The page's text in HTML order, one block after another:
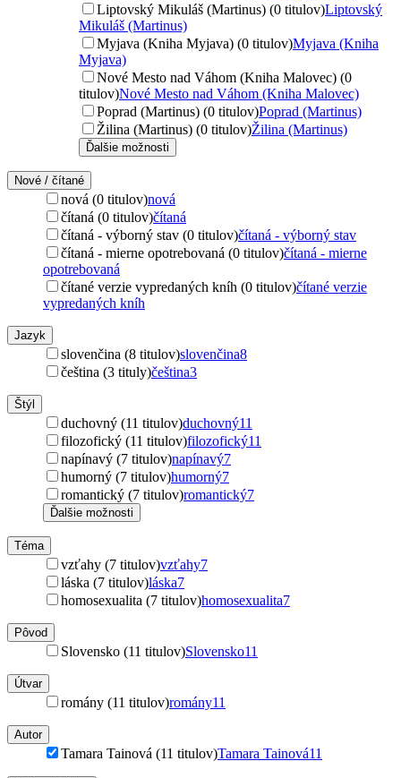
Liptovský Mikuláš (Martinus) (0 titulov)Liptovský
Mikuláš (Martinus)
Myjava (Kniha Myjava) (0 titulov)Myjava (Kniha
Myjava)
Nové Mesto nad Váhom (Kniha Malovec) (0
titulov)Nové Mesto nad Váhom (Kniha Malovec)
Poprad (Martinus) (0 titulov)Poprad (Martinus)
Žilina (Martinus) (0 titulov)Žilina (Martinus)
Ďalšie možnosti
Nové / čítané
nová (0 titulov)nová
čítaná (0 titulov)čítaná
čítaná - výborný stav (0 titulov)čítaná - výborný stav
čítaná - mierne opotrebovaná (0 titulov)čítaná - mierne
opotrebovaná
čítané verzie vypredaných kníh (0 titulov)čítané verzie
vypredaných kníh
Jazyk
slovenčina (8 titulov)slovenčina8
čeština (3 tituly)čeština3
Štýl
duchovný (11 titulov)duchovný11
filozofický (11 titulov)filozofický11
napínavý (7 titulov)napínavý7
humorný (7 titulov)humorný7
romantický (7 titulov)romantický7
Ďalšie možnosti
Téma
vzťahy (7 titulov)vzťahy7
láska (7 titulov)láska7
homosexualita (7 titulov)homosexualita7
Pôvod
Slovensko (11 titulov)Slovensko11
Útvar
romány (11 titulov)romány11
Autor
Tamara Tainová (11 titulov)Tamara Tainová11